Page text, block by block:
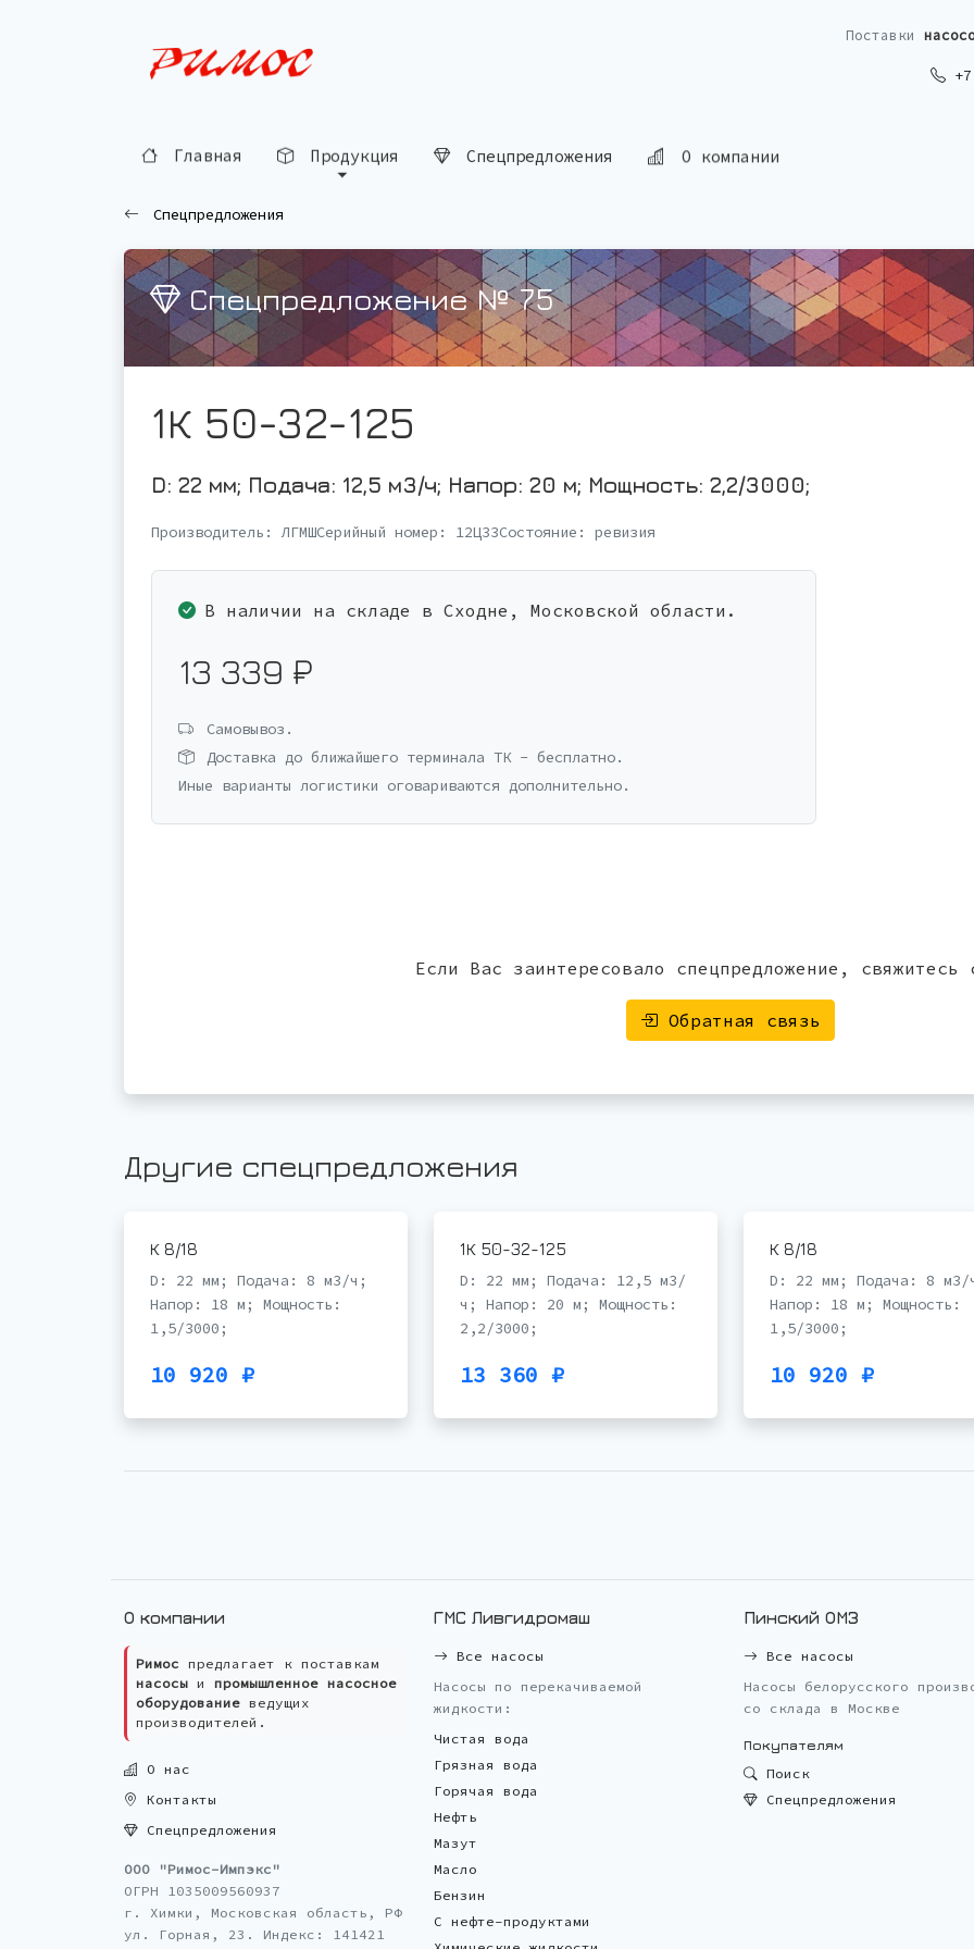
Поставки
Главная Продукция Спецпредложения О компании
Спецпредложения
Спецпредложение № 75
1К 50-32-125
D: 22 мм; Подача: 12,5 м3/ч; Напор: 20 м; Мощность: 2,2/3000;
Производитель: ЛГМШСерийный номер: 12Ц33Состояние: ревизия
В наличии на складе в Сходне, Московской области.
13 339 ₽
Самовывоз.
Доставка до ближайшего терминала ТК - бесплатно.
Иные варианты логистики оговариваются дополнительно.
Если Вас заинтересовало спецпредложение, свяжитесь
Обратная связь
Другие спецпредложения
К 8/18
D: 22 мм; Подача: 8 м3/ч;
Напор: 18 м; Мощность:
1,5/3000;
10 920 ₽
1К 50-32-125
D: 22 мм; Подача: 12,5 м3/
ч; Напор: 20 м; Мощность:
2,2/3000;
13 360 ₽
К 8/18
D: 22 мм; Подача: 8 м3/
Напор: 18 м; Мощность:
1,5/3000;
10 920 ₽
О компании
Римос предлагает к поставкам
насосы и промышленное насосное
оборудование ведущих
производителей.
О нас
Контакты
Спецпредложения
ООО "Римос-Импэкс"
ОГРН 1035009560937
г. Химки, Московская область, РФ
ул. Горная, 23. Индекс: 141421
ГМС Ливгидромаш
Все насосы
Насосы по перекачиваемой
жидкости:
Чистая вода
Грязная вода
Горячая вода
Нефть
Мазут
Масло
Бензин
С нефте-продуктами
Пинский ОМЗ
Все насосы
Насосы белорусского
со склада в Москве
Покупателям
Поиск
Спецпредложения